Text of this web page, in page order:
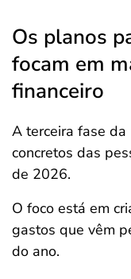
Os planos
focam em
financeiro
A terceira fase
concretos das
de 2026.
O foco está em
gastos que vêm
do ano.